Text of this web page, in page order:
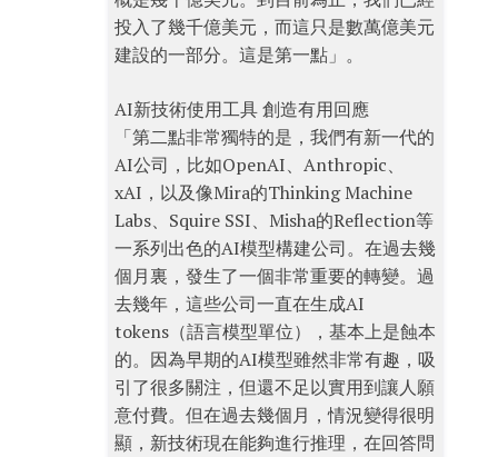
投入了幾千億美元，而這只是數萬億美元
建設的一部分。這是第一點」。
AI新技術使用工具 創造有用回應
「第二點非常獨特的是，我們有新一代的
AI公司，比如OpenAI、Anthropic、
xAI，以及像Mira的Thinking Machine
Labs、Squire SSI、Misha的Reflection等
一系列出色的AI模型構建公司。在過去幾
個月裏，發生了一個非常重要的轉變。過
去幾年，這些公司一直在生成AI
tokens（語言模型單位），基本上是蝕本
的。因為早期的AI模型雖然非常有趣，吸
引了很多關注，但還不足以實用到讓人願
意付費。但在過去幾個月，情況變得很明
顯，新技術現在能夠進行推理，在回答問